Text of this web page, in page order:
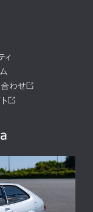
ィ
わせ